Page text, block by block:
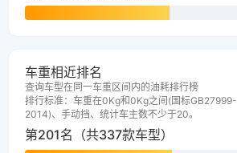
车重相近排名
查询车型在同一车重区间内的油耗排行榜
排行标准：车重在0Kg和0Kg之间(国标GB27999-
2014)、手动挡、统计车主数不少于20。
第201名（共337款车型）